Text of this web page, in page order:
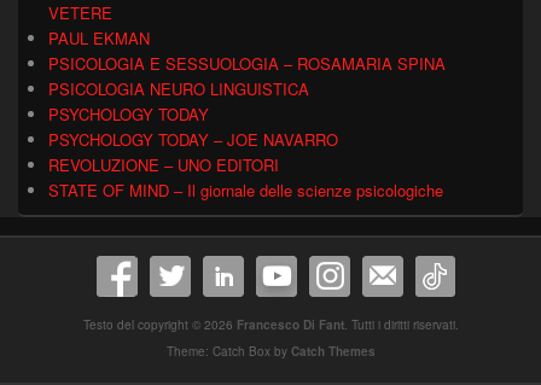
VETERE
PAUL EKMAN
PSICOLOGIA E SESSUOLOGIA – ROSAMARIA SPINA
PSICOLOGIA NEURO LINGUISTICA
PSYCHOLOGY TODAY
PSYCHOLOGY TODAY – JOE NAVARRO
REVOLUZIONE – UNO EDITORI
STATE OF MIND – Il giornale delle scienze psicologiche
Testo del copyright © 2026 Francesco Di Fant. Tutti i diritti riservati.
Theme: Catch Box by Catch Themes